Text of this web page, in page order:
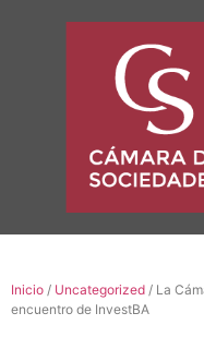
Inicio / Uncategorized / La
encuentro de InvestBA